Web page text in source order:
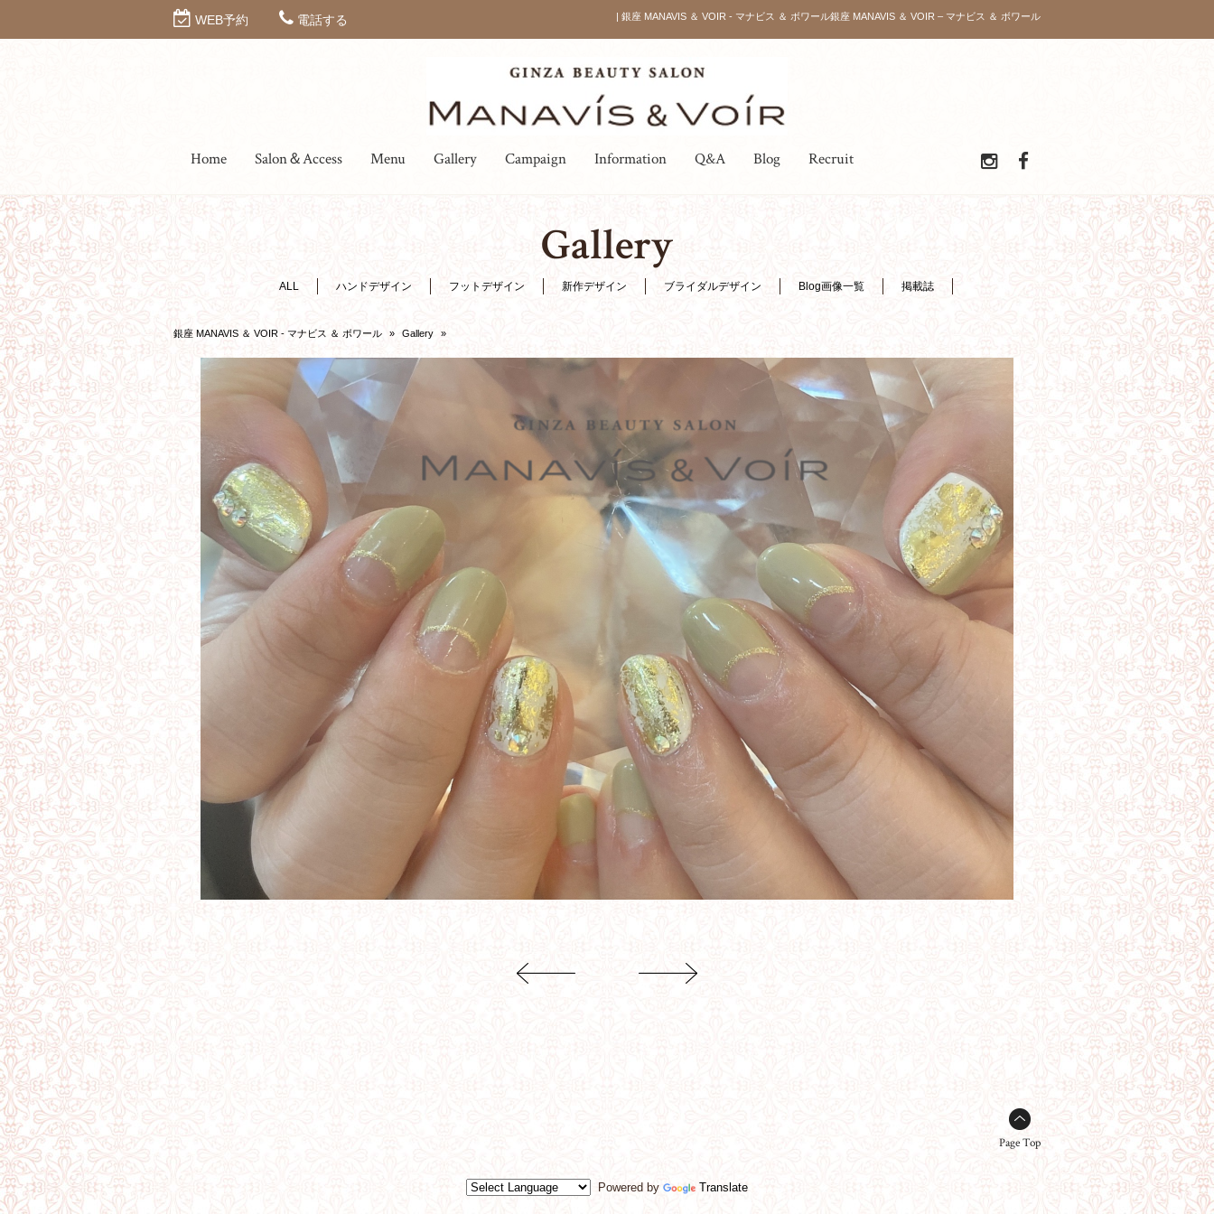
WEB予約 電話する | 銀座 MANAVIS ＆ VOIR - マナビス ＆ ボワール銀座 MANAVIS ＆ VOIR – マナビス ＆ ボワール
Home Salon＆Access Menu Gallery Campaign Information Q&A Blog Recruit
Gallery
ALL ハンドデザイン フットデザイン 新作デザイン ブライダルデザイン Blog画像一覧 掲載誌
銀座 MANAVIS ＆ VOIR - マナビス ＆ ボワール » Gallery »
Page Top
Powered by Translate